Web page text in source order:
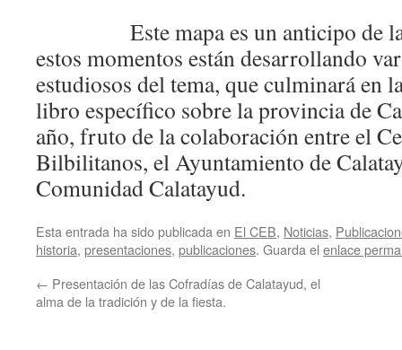
Este mapa es un anticipo de la
estos momentos están desarrollando
estudiosos del tema, que culminará en
libro específico sobre la provincia de
año, fruto de la colaboración entre el
Bilbilitanos, el Ayuntamiento de
Comunidad Calatayud.
Esta entrada ha sido publicada en El CEB, Noticias,
historia, presentaciones, publicaciones. Guarda el enlace
← Presentación de las Cofradías de Calatayud, el
alma de la tradición y de la fiesta.